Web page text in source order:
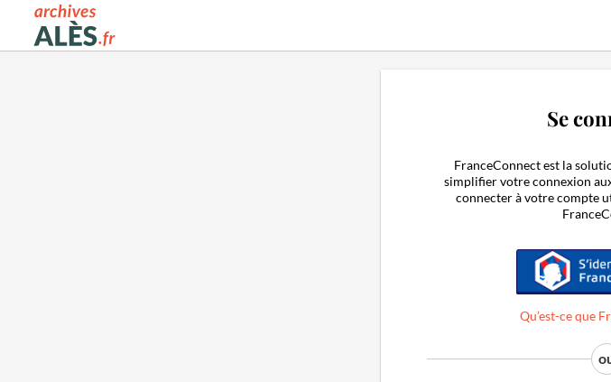
Archives municipales d'Alès
Se
FranceConnect est la
simplifier votre connexion
connecter à votre compte
Qu’est-ce que